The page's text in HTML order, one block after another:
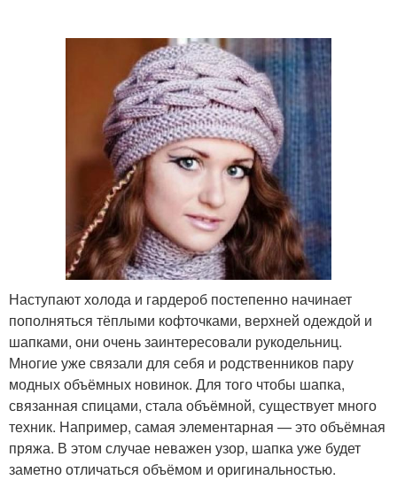
Наступают холода и гардероб постепенно начинает
пополняться тёплыми кофточками, верхней одеждой и
шапками, они очень заинтересовали рукодельниц.
Многие уже связали для себя и родственников пару
модных объёмных новинок. Для того чтобы шапка,
связанная спицами, стала объёмной, существует много
техник. Например, самая элементарная — это объёмная
пряжа. В этом случае неважен узор, шапка уже будет
заметно отличаться объёмом и оригинальностью.